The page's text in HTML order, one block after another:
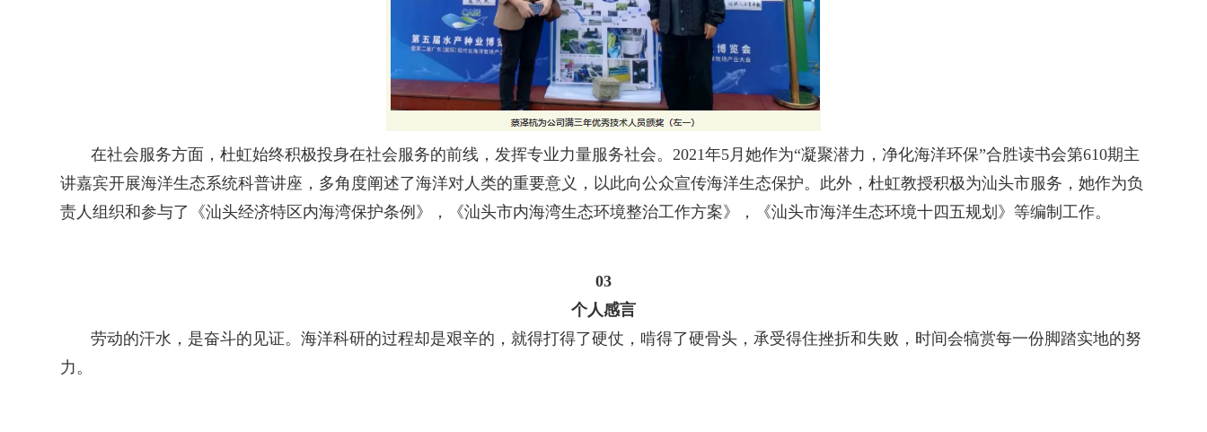
在社会服务方面，杜虹始终积极投身在社会服务的前线，发挥专业力量服务社会。2021年5月她作为“凝聚潜力，净化海洋环保”合胜读书会第610期主
讲嘉宾开展海洋生态系统科普讲座，多角度阐述了海洋对人类的重要意义，以此向公众宣传海洋生态保护。此外，杜虹教授积极为汕头市服务，她作为负
责人组织和参与了《汕头经济特区内海湾保护条例》，《汕头市内海湾生态环境整治工作方案》，《汕头市海洋生态环境十四五规划》等编制工作。
03
个人感言
劳动的汗水，是奋斗的见证。海洋科研的过程却是艰辛的，就得打得了硬仗，啃得了硬骨头，承受得住挫折和失败，时间会犒赏每一份脚踏实地的努
力。